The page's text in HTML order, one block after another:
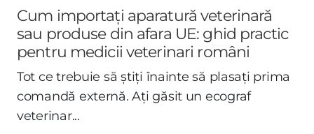
Cum importați aparatură veterinară
sau produse din afara UE: ghid practic
pentru medicii veterinari români
Tot ce trebuie să știți înainte să plasați prima
comandă externă. Ați găsit un ecograf
veterinar...